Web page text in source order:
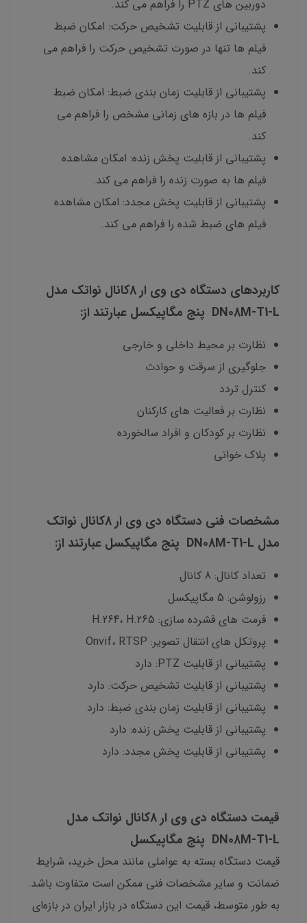
دوربین های PTZ را فراهم می کند.
پشتیبانی از قابلیت تشخیص حرکت: امکان ضبط
فیلم ها تنها در صورت تشخیص حرکت را فراهم می
کند.
پشتیبانی از قابلیت زمان بندی ضبط: امکان ضبط
فیلم ها در بازه های زمانی مشخص را فراهم می
کند.
پشتیبانی از قابلیت پخش زنده: امکان مشاهده
فیلم ها به صورت زنده را فراهم می کند.
پشتیبانی از قابلیت پخش مجدد: امکان مشاهده
فیلم های ضبط شده را فراهم می کند.
کاربردهای دستگاه دی وی ار 8کانال نواتک مدل
DN08M-T1-L پنج مگاپیکسل عبارتند از:
نظارت بر محیط داخلی و خارجی
جلوگیری از سرقت و حوادث
کنترل تردد
نظارت بر فعالیت های کارکنان
نظارت بر کودکان و افراد سالخورده
پلاک خوانی
مشخصات فنی دستگاه دی وی ار 8کانال نواتک
مدل DN08M-T1-L پنج مگاپیکسل عبارتند از:
تعداد کانال: 8 کانال
رزولوشن: 5 مگاپیکسل
فرمت های فشرده سازی: H.264، H.265
پروتکل های انتقال تصویر: Onvif، RTSP
پشتیبانی از قابلیت PTZ: دارد
پشتیبانی از قابلیت تشخیص حرکت: دارد
پشتیبانی از قابلیت زمان بندی ضبط: دارد
پشتیبانی از قابلیت پخش زنده: دارد
پشتیبانی از قابلیت پخش مجدد: دارد
قیمت دستگاه دی وی ار 8کانال نواتک مدل
DN08M-T1-L پنج مگاپیکسل
قیمت دستگاه بسته به عواملی مانند محل خرید، شرایط
ضمانت و سایر مشخصات فنی ممکن است متفاوت باشد.
به طور متوسط، قیمت این دستگاه در بازار ایران در بازه‌ای